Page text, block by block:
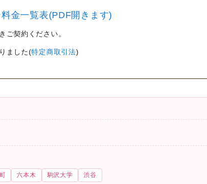
金一覧表(PDF開きます)
ご契約ください。
ました(特定商取引法)
六本木 駒沢大学 渋谷